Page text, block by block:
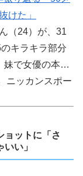
けた」
（24）が、31
キラキラ部分
妹で女優の本…
ニッカンスポー
ットに「さ
い」